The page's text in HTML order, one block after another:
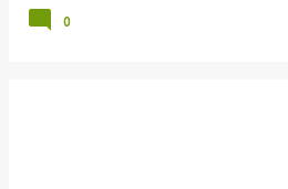
0